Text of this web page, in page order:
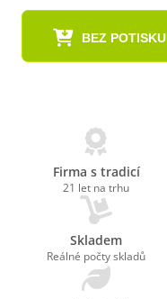
BEZ POTISKU
Firma s tradicí
21 let na trhu
Skladem
Reálné počty skladů